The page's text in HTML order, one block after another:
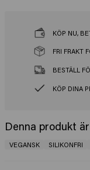
KÖP NU,
FRI FRAKT
BESTÄLL
KÖP DINA
Denna produkt är
VEGANSK SILIKONFRI